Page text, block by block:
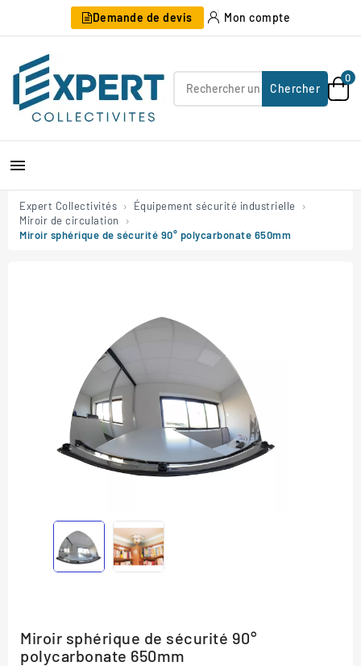
Demande de devis Mon compte
Chercher
0

Expert Collectivités
Équipement sécurité industrielle
Miroir de circulation
Miroir sphérique de sécurité 90° polycarbonate 650mm
Miroir sphérique de sécurité 90°
polycarbonate 650mm